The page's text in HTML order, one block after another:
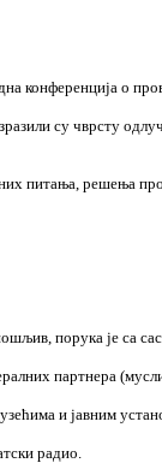
конференција о
су чврсту
питања, решења
порука је са
партнера
и јавним
радио.